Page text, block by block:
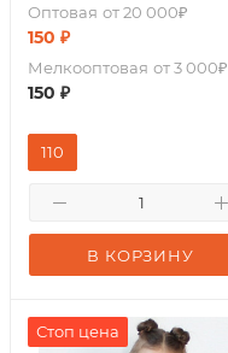
Оптовая от 20 000₽
150 ₽
Мелкооптовая от 3 000₽
150 ₽
В КОРЗИНУ
110
Стоп цена